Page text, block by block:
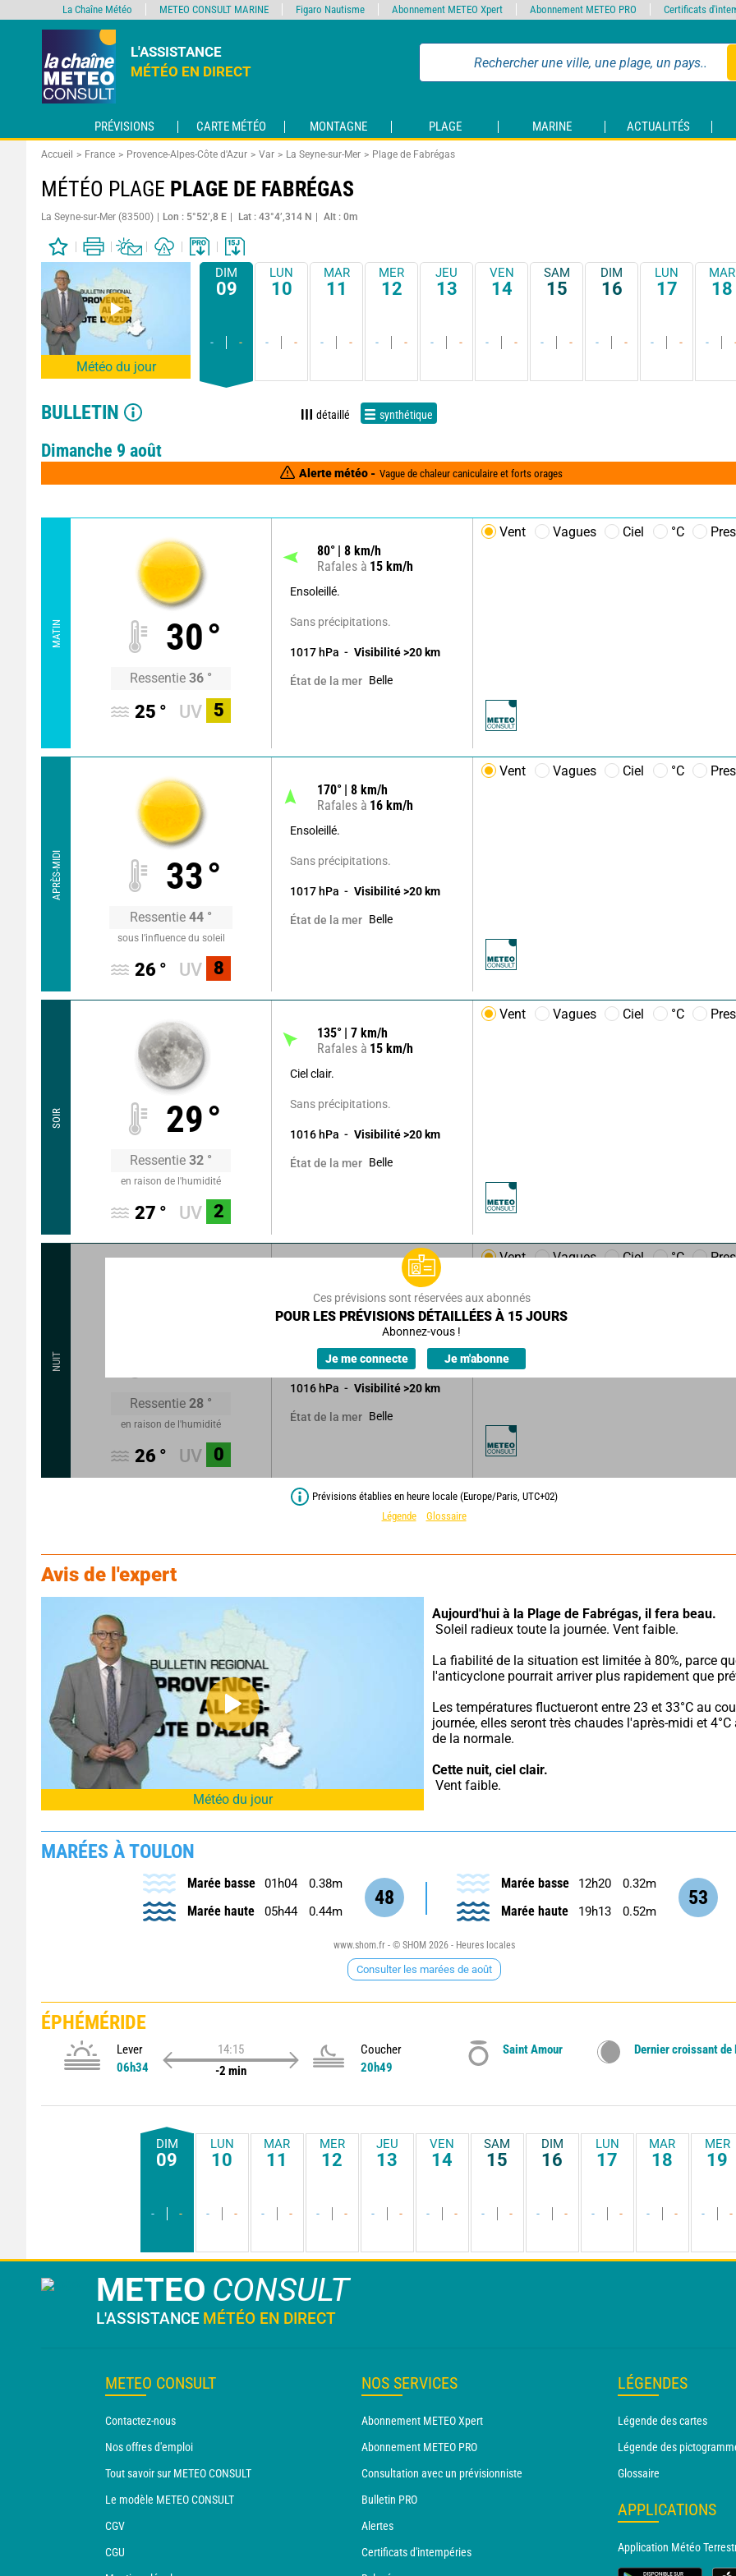
L'ASSISTANCE
MÉTÉO EN DIRECT
PRÉVISIONS CARTE MÉTÉO MONTAGNE PLAGE MARINE ACTUALITÉS
Accueil France Provence-Alpes-Côte d'Azur Var La Seyne-sur-Mer Plage de Fabrégas
MÉTÉO PLAGE PLAGE DE FABRÉGAS
La Seyne-sur-Mer (83500) Lon : 5°52’,8 E Lat : 43°4’,314 N Alt : 0m
Météo du jour
DIM
09
- -
LUN
10
- -
MAR
11
- -
MER
12
- -
JEU
13
- -
VEN
14
- -
SAM
15
- -
DIM
16
- -
LUN
17
- -
MAR
18
-
BULLETIN détaillé synthétique
Dimanche 9 août
Alerte météo - Vague de chaleur caniculaire et forts orages
MATIN 30°
Ressentie 36 °
25 ° UV 5
80° 8 km/h
Rafales à 15 km/h
Ensoleillé.
Sans précipitations.
1017 hPa Visibilité >20 km
État de la mer Belle
Vent Vagues Ciel °C
APRÈS-MIDI 33°
Ressentie 44 °
sous l’influence du soleil
26 ° UV 8
170° 8 km/h
Rafales à 16 km/h
Ensoleillé.
Sans précipitations.
1017 hPa Visibilité >20 km
État de la mer Belle
Vent Vagues Ciel °C
SOIR 29°
Ressentie 32 °
en raison de l'humidité
27 ° UV 2
135° 7 km/h
Rafales à 15 km/h
Ciel clair.
Sans précipitations.
1016 hPa Visibilité >20 km
État de la mer Belle
Vent Vagues Ciel °C
NUIT
Ressentie 28 °
en raison de l'humidité
26 ° UV 0
Rafales à12 km/h
Beau temps avec quelques
Sans précipitations.
1016 hPa Visibilité >20 km
État de la mer Belle
Vent Vagues Ciel °C
Ces prévisions sont réservées aux abonnés
POUR LES PRÉVISIONS DÉTAILLÉES À 15 JOURS
Abonnez-vous !
Je me connecte Je m'abonne
Prévisions établies en heure locale (Europe/Paris, UTC+02)
Légende
Glossaire
Avis de l'expert
Météo du jour
Aujourd'hui à la Plage de Fabrégas, il fera beau.
Soleil radieux toute la journée. Vent faible.
La fiabilité de la situation est limitée à 80%, parce
l'anticyclone pourrait arriver plus rapidement que
Les températures fluctueront entre 23 et 33°C au
journée, elles seront très chaudes l'après-midi et 4°C
de la normale.
Cette nuit, ciel clair.
Vent faible.
MARÉES À TOULON
48
Marée basse 01h04 0.38m
Marée haute 05h44 0.44m
53
Marée basse 12h20 0.32m
Marée haute 19h13 0.52m
www.shom.fr - © SHOM 2026 - Heures locales
Consulter les marées de août
ÉPHÉMÉRIDE
Lever
06h34
14:15
-2 min
Coucher
20h49
Saint Amour Dernier croissant de
DIM
09
- -
LUN
10
- -
MAR
11
- -
MER
12
- -
JEU
13
- -
VEN
14
- -
SAM
15
- -
DIM
16
- -
LUN
17
- -
MAR
18
- -
MER
19
- -
METEO CONSULT
L'ASSISTANCE MÉTÉO EN DIRECT
METEO CONSULT
Contactez-nous
Nos offres d'emploi
Tout savoir sur METEO CONSULT
Le modèle METEO CONSULT
CGV
CGU
NOS SERVICES
Abonnement METEO Xpert
Abonnement METEO PRO
Consultation avec un prévisionniste
Bulletin PRO
Alertes
Certificats d'intempéries
LÉGENDES
Légende des cartes
Légende des
Glossaire
APPLICATIONS
Application Météo
La Chaîne Météo METEO CONSULT MARINE Figaro Nautisme Abonnement METEO Xpert Abonnement METEO PRO Certificats